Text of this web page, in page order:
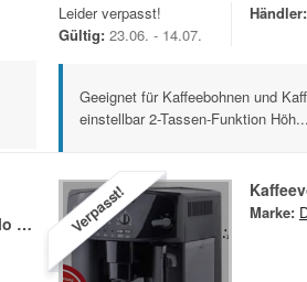
Leider verpasst!
Gültig: 23.06. - 14.07.
Händler:
Geeignet für Kaffeebohnen und
einstellbar 2-Tassen-Funktion Höh...
Kapselmaschine Dolce Gusto Piccolo KP100B Verpasst! Marke: